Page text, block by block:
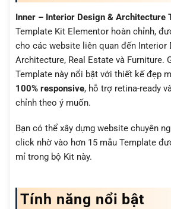
Inner – Interior Design & Architecture
Template Kit Elementor hoàn chỉnh,
cho các website liên quan đến Interior
Architecture, Real Estate và Furniture.
Template này nổi bật với thiết kế đẹp
100% responsive, hỗ trợ retina-ready
chỉnh theo ý muốn.
Bạn có thể xây dựng website chuyên
click nhờ vào hơn 15 mẫu Template
mỉ trong bộ Kit này.
Tính năng nổi bật